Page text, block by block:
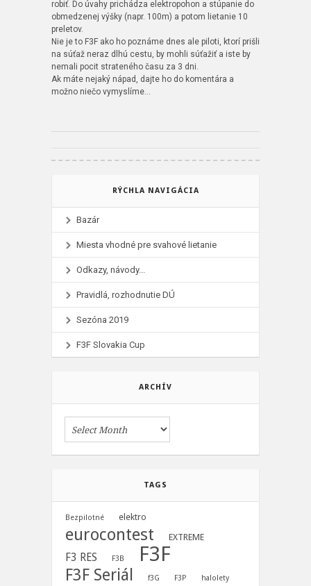
robiť. Do úvahy prichádza elektropohon a stúpanie do
obmedzenej výšky (napr. 100m) a potom lietanie 10
preletov.
Nie je to F3F ako ho poznáme dnes ale piloti, ktorí prišli
na súťaž neraz dlhú cestu, by mohli súťažiť a iste by
nemali pocit strateného času za 3 dni.
Ak máte nejaký nápad, dajte ho do komentára a
možno niečo vymyslíme…
RÝCHLA NAVIGÁCIA
Bazár
Miesta vhodné pre svahové lietanie
Odkazy, návody...
Pravidlá, rozhodnutie DÚ
Sezóna 2019
F3F Slovakia Cup
ARCHÍV
TAGS
Bezpilotné elektro
eurocontest EXTREME
F3 RES F3B F3F
F3F Seriál f3G F3P halolety